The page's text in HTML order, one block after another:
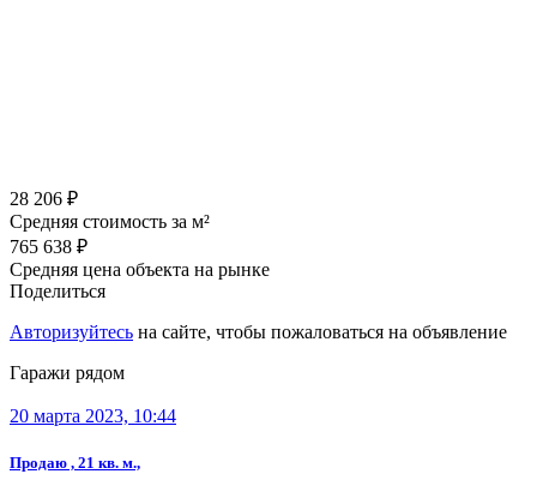
28 206 ₽
Средняя стоимость за м²
765 638 ₽
Средняя цена объекта на рынке
Поделиться
Авторизуйтесь на сайте, чтобы пожаловаться на объявление
Гаражи рядом
20 марта 2023, 10:44
Продаю , 21 кв. м.,